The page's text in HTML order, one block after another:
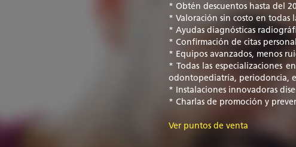
* Obtén descuentos hasta del
* Valoración sin costo en todas
* Ayudas diagnósticas
* Confirmación de citas
* Equipos avanzados, menos
* Todas las especializaciones
odontopediatría, periodoncia,
* Instalaciones innovadoras
* Charlas de promoción y
Ver puntos de venta